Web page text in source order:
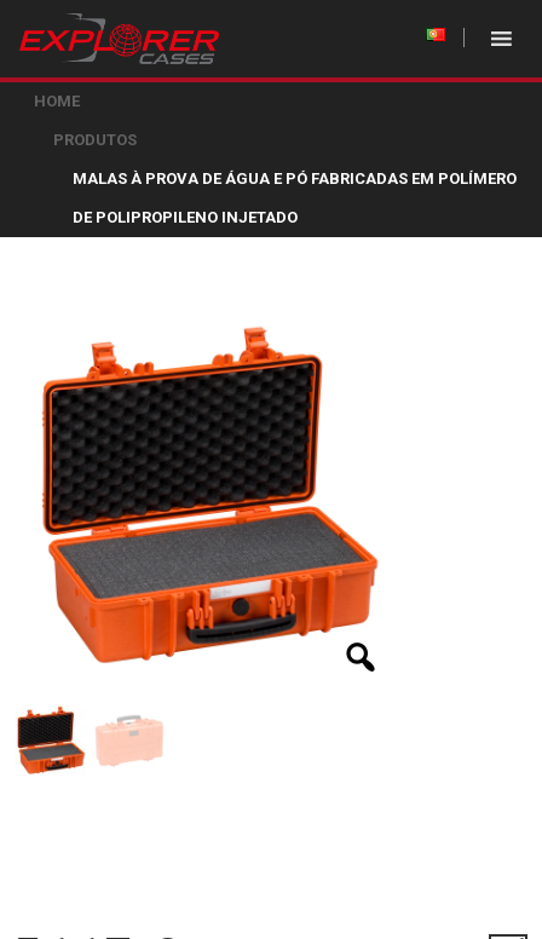
HOME
PRODUTOS
MALAS À PROVA DE ÁGUA E PÓ FABRICADAS EM POLÍMERO
DE POLIPROPILENO INJETADO